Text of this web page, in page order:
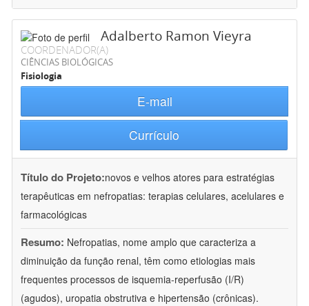
Adalberto Ramon Vieyra
COORDENADOR(A)
CIÊNCIAS BIOLÓGICAS
Fisiologia
E-mail
Currículo
Título do Projeto:novos e velhos atores para estratégias
terapêuticas em nefropatias: terapias celulares, acelulares e
farmacológicas
Resumo: Nefropatias, nome amplo que caracteriza a
diminuição da função renal, têm como etiologias mais
frequentes processos de isquemia-reperfusão (I/R)
(agudos), uropatia obstrutiva e hipertensão (crônicas).